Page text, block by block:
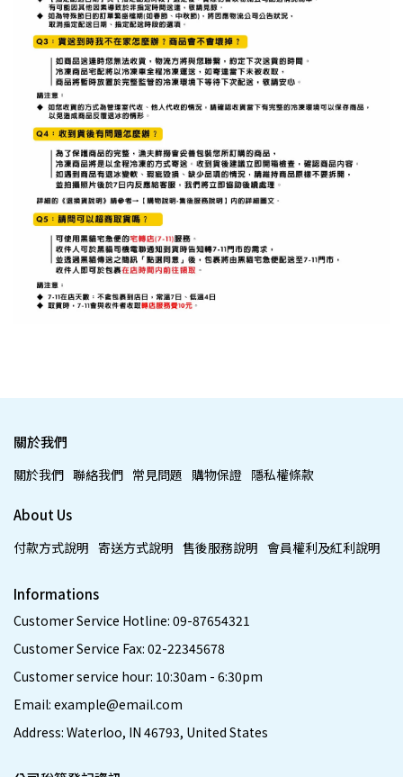
關於我們
關於我們 聯絡我們 常見問題 購物保證 隱私權條款
About Us
付款方式說明 寄送方式說明 售後服務說明 會員權利及紅利說明
Informations
Customer Service Hotline: 09-87654321
Customer Service Fax: 02-22345678
Customer service hour: 10:30am - 6:30pm
Email: example@email.com
Address: Waterloo, IN 46793, United States